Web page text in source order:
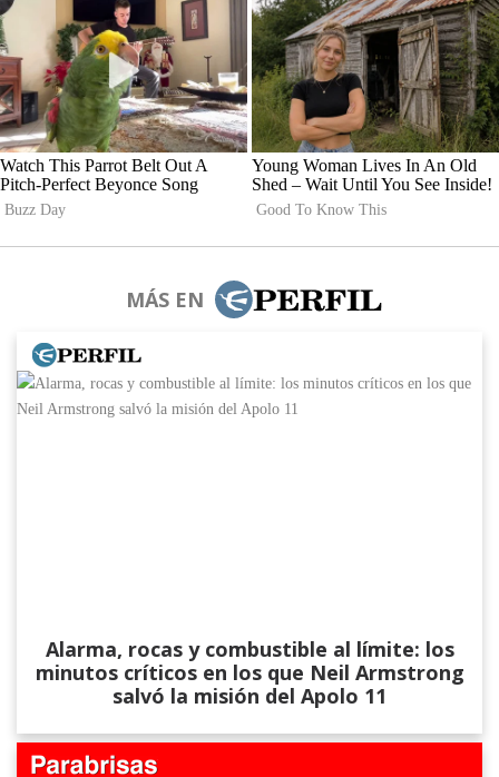
MÁS EN
Alarma, rocas y combustible al límite: los
minutos críticos en los que Neil Armstrong
salvó la misión del Apolo 11